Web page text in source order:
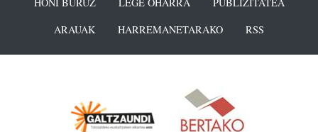
ARAUAK
HARREMANETARAKO RSS